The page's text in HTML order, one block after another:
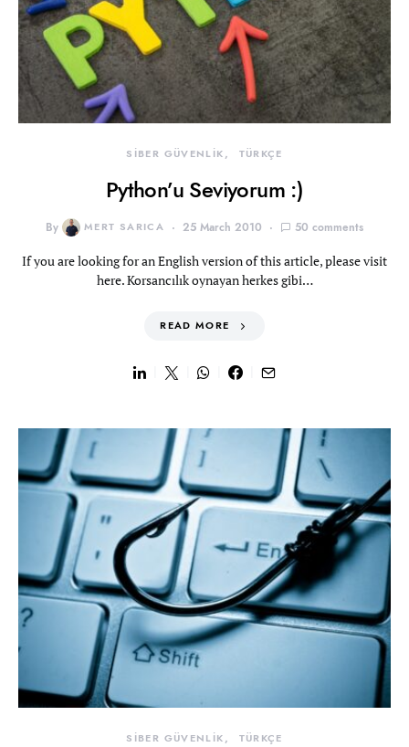
SİBER GÜVENLİK TÜRKÇE
Python’u Seviyorum :)
By MERT SARICA 25 March 2010 50 comments
If you are looking for an English version of this article, please visit
here. Korsancılık oynayan herkes gibi…
READ MORE
SİBER GÜVENLİK TÜRKÇE